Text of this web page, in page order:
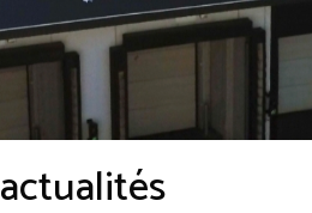
actualités